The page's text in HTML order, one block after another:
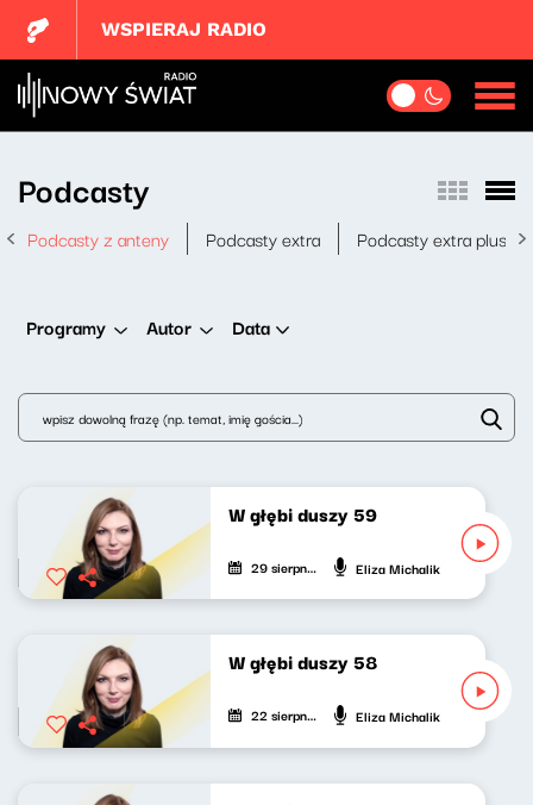
WSPIERAJ RADIO
Podcasty
Podcasty z anteny Podcasty extra Podcasty extra plus
Programy Autor Data
W głębi duszy 59
29 sierpnia 2021 Eliza Michalik
W głębi duszy 58
22 sierpnia 2021 Eliza Michalik